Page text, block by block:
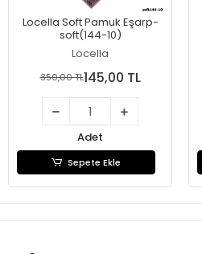
Locella Soft Pamuk Eşarp-
soft(144-10)
Locella
350,00 TL145,00 TL
Adet
Sepete Ekle